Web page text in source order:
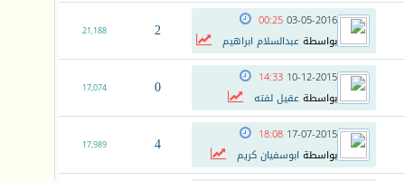
03-05-2016
00:25
بواسطةعبدالسلام ابراهيم 2
21,188
10-12-2015
14:33
بواسطةعقيل لفته 0
17,074
17-07-2015
18:08
بواسطة ابوسفيان كريم 4
17,989